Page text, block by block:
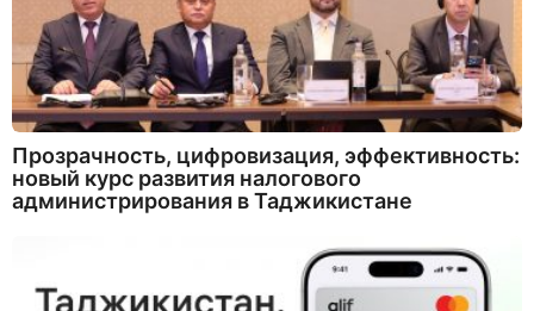
Прозрачность, цифровизация, эффективность:
новый курс развития налогового
администрирования в Таджикистане